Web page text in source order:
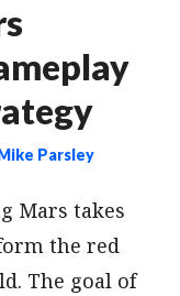
Parsley
Mars takes
the red
The goal of